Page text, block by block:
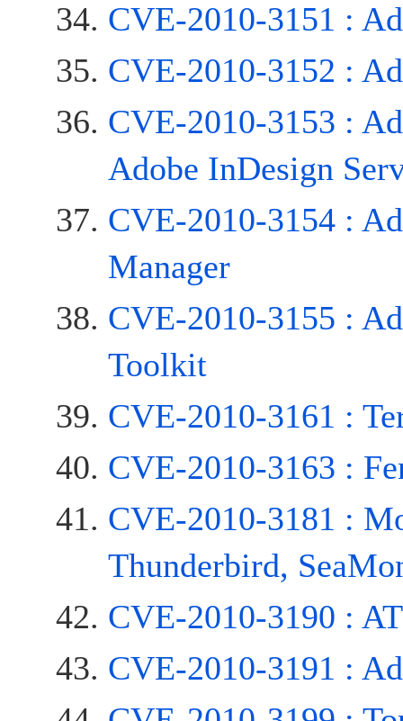
CVE-2010-3151 :
CVE-2010-3152 :
CVE-2010-3153 :
Adobe InDesign
CVE-2010-3154 :
Manager
CVE-2010-3155 :
Toolkit
CVE-2010-3161 :
CVE-2010-3163 :
CVE-2010-3181 :
Thunderbird,
CVE-2010-3190 :
CVE-2010-3191 :